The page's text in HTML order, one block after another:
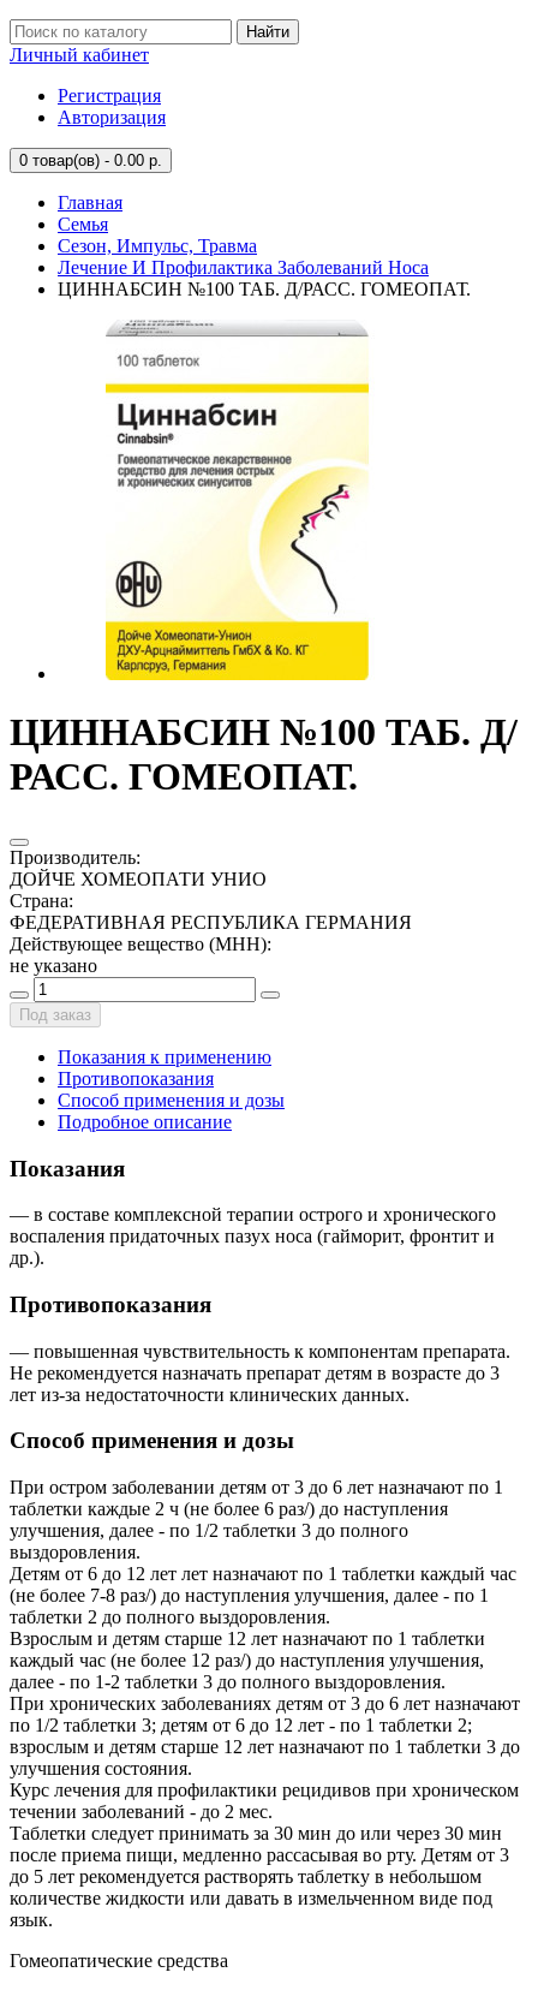
Найти
Личный кабинет
Регистрация
Авторизация
0 товар(ов) - 0.00 р.
Главная
Семья
Сезон, Импульс, Травма
Лечение И Профилактика Заболеваний Носа
ЦИННАБСИН №100 ТАБ. Д/РАСС. ГОМЕОПАТ.
ЦИННАБСИН №100 ТАБ. Д/
РАСС. ГОМЕОПАТ.
Производитель:
ДОЙЧЕ ХОМЕОПАТИ УНИО
Страна:
ФЕДЕРАТИВНАЯ РЕСПУБЛИКА ГЕРМАНИЯ
Действующее вещество (МНН):
не указано
Под заказ
Показания к применению
Противопоказания
Способ применения и дозы
Подробное описание
Показания
— в составе комплексной терапии острого и хронического
воспаления придаточных пазух носа (гайморит, фронтит и
др.).
Противопоказания
— повышенная чувствительность к компонентам препарата.
Не рекомендуется назначать препарат детям в возрасте до 3
лет из-за недостаточности клинических данных.
Способ применения и дозы
При остром заболевании детям от 3 до 6 лет назначают по 1
таблетки каждые 2 ч (не более 6 раз/) до наступления
улучшения, далее - по 1/2 таблетки 3 до полного
выздоровления.
Детям от 6 до 12 лет лет назначают по 1 таблетки каждый час
(не более 7-8 раз/) до наступления улучшения, далее - по 1
таблетки 2 до полного выздоровления.
Взрослым и детям старше 12 лет назначают по 1 таблетки
каждый час (не более 12 раз/) до наступления улучшения,
далее - по 1-2 таблетки 3 до полного выздоровления.
При хронических заболеваниях детям от 3 до 6 лет назначают
по 1/2 таблетки 3; детям от 6 до 12 лет - по 1 таблетки 2;
взрослым и детям старше 12 лет назначают по 1 таблетки 3 до
улучшения состояния.
Курс лечения для профилактики рецидивов при хроническом
течении заболеваний - до 2 мес.
Таблетки следует принимать за 30 мин до или через 30 мин
после приема пищи, медленно рассасывая во рту. Детям от 3
до 5 лет рекомендуется растворять таблетку в небольшом
количестве жидкости или давать в измельченном виде под
язык.
Гомеопатические средства